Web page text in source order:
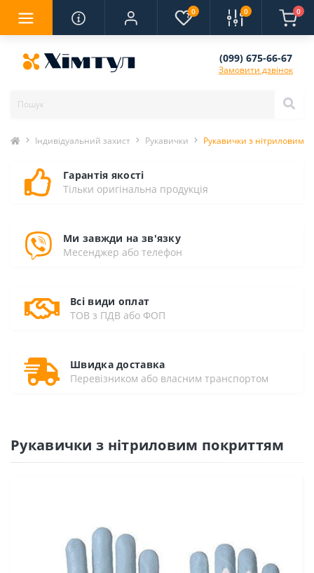
0 0 0
(099) 675-66-67
Замовити дзвінок
Індивідуальний захист Рукавички Рукавички з нітриловим
Гарантія якості
Тільки оригінальна продукція
Ми завжди на зв'язку
Месенджер або телефон
Всі види оплат
ТОВ з ПДВ або ФОП
Швидка доставка
Перевізником або власним транспортом
Рукавички з нітриловим покриттям